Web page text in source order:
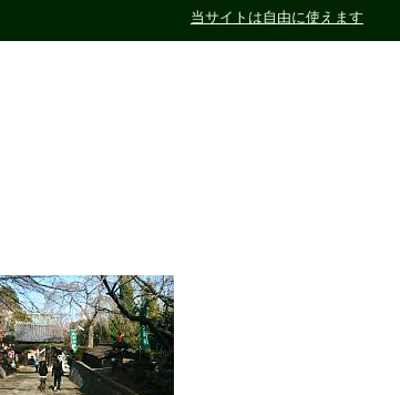
当サイトは自由に使えます